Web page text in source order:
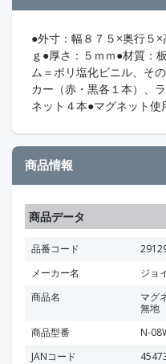
●外寸：幅８７５×奥行５
ｇ●厚さ：５ｍｍ●材質：
ム＝ポリ塩化ビニル、そ
カー（赤・黒各１本）、
ネット４本●マグネット使
商品情報
商品データ
品番コード
メーカー名
ジョ
商品名
マグ
無地
商品型番
N-
JANコード